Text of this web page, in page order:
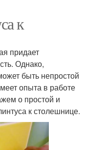
к
придает
Однако,
быть непростой
опыта в работе
о простой и
к столешнице.